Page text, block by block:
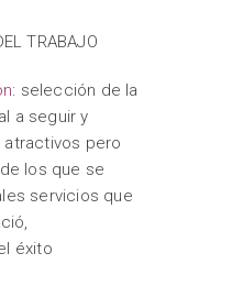
TRABAJO
: selección de la
a seguir y
pero
los que se
servicios que
éxito